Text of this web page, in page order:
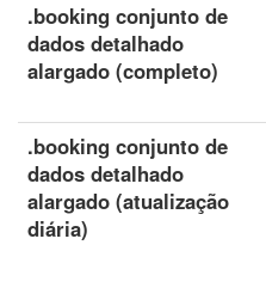
.booking conjunto de
dados detalhado
alargado (completo)
.booking conjunto de
dados detalhado
alargado (atualização
diária)